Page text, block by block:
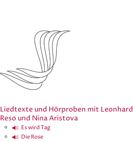
Liedtexte und Hörproben mit Leonhard
Reso und Nina Aristova
Es wird Tag
Die Rose